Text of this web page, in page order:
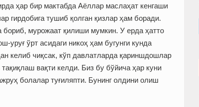
ҳар бир мактабда Аёллар маслаҳат кенгаши
гирдобига тушиб қолган қизлар ҳам боради.
бориб, мурожаат қилиши мумкин. У ерда ҳатто
уруғ ўрт асидаги никоҳ ҳам бугунги кунда
келиб чиқсак, кўп давлатларда қариншдошлар
вақти келди. Биз бу бўйича ҳар куни
болалар туғиляпти. Бунинг олдини олиш